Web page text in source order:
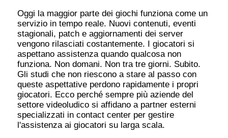
Oggi la maggior parte dei giochi funziona come un
servizio in tempo reale. Nuovi contenuti, eventi
stagionali, patch e aggiornamenti dei server
vengono rilasciati costantemente. I giocatori si
aspettano assistenza quando qualcosa non
funziona. Non domani. Non tra tre giorni. Subito.
Gli studi che non riescono a stare al passo con
queste aspettative perdono rapidamente i propri
giocatori. Ecco perché sempre più aziende del
settore videoludico si affidano a partner esterni
specializzati in contact center per gestire
l'assistenza ai giocatori su larga scala.